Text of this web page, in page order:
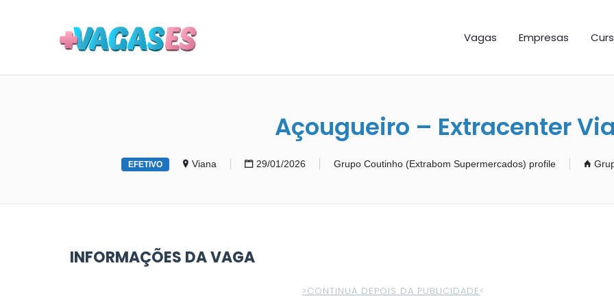
Vagas Empresas
Açougueiro – Extracenter
EFETIVO Viana 29/01/2026 Grupo Coutinho (Extrabom Supermercados) profile
INFORMAÇÕES DA VAGA
>CONTINUA DEPOIS DA PUBLICIDADE<